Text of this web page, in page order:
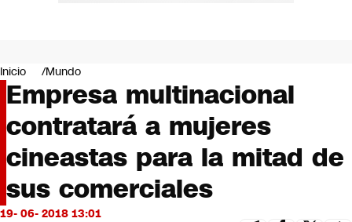
Negocios
Deportes
Programas completos
Cultura
Servicios
Bits
CNN tiempo
Futuro 360
Inicio Mundo
Empresa multinacional
contratará a mujeres
cineastas para la mitad de
sus comerciales
19- 06- 2018 13:01